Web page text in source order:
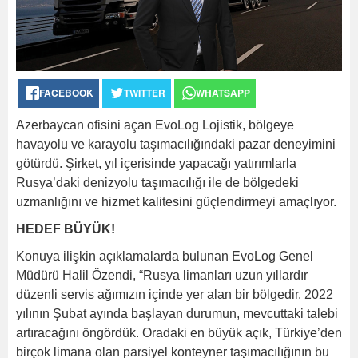
FACEBOOK TWITTER WHATSAPP
Azerbaycan ofisini açan EvoLog Lojistik, bölgeye
havayolu ve karayolu taşımacılığındaki pazar deneyimini
götürdü. Şirket, yıl içerisinde yapacağı yatırımlarla
Rusya’daki denizyolu taşımacılığı ile de bölgedeki
uzmanlığını ve hizmet kalitesini güçlendirmeyi amaçlıyor.
HEDEF BÜYÜK!
Konuya ilişkin açıklamalarda bulunan EvoLog Genel
Müdürü Halil Özendi, “Rusya limanları uzun yıllardır
düzenli servis ağımızın içinde yer alan bir bölgedir. 2022
yılının Şubat ayında başlayan durumun, mevcuttaki talebi
artıracağını öngördük. Oradaki en büyük açık, Türkiye’den
birçok limana olan parsiyel konteyner taşımacılığının bu